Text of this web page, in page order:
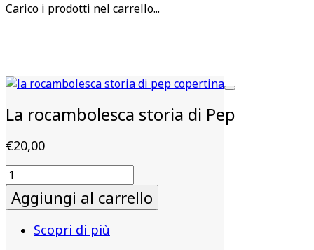
Carico i prodotti nel carrello...
La rocambolesca storia di Pep
€20,00
La
rocambolesca
storia
Pep
Aggiungi al carrello
Scopri di più